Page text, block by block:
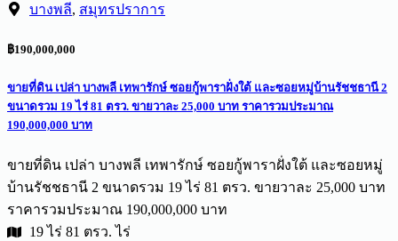
บางพลี, สมุทรปราการ
฿190,000,000
ขายที่ดิน เปล่า บางพลี เทพารักษ์ ซอยกู้พาราฝั่งใต้ และซอยหมู่บ้านรัชชธานี 2
ขนาดรวม 19 ไร่ 81 ตรว. ขายวาละ 25,000 บาท ราคารวมประมาณ
190,000,000 บาท
ขายที่ดิน เปล่า บางพลี เทพารักษ์ ซอยกู้พาราฝั่งใต้ และซอยหมู่
บ้านรัชชธานี 2 ขนาดรวม 19 ไร่ 81 ตรว. ขายวาละ 25,000 บาท
ราคารวมประมาณ 190,000,000 บาท
19 ไร่ 81 ตรว. ไร่